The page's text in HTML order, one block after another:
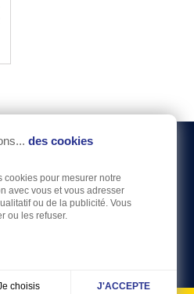
des cookies
cookies pour mesurer notre
avec vous et vous adresser
ou de la publicité. Vous
ou les refuser.
choisis J'ACCEPTE